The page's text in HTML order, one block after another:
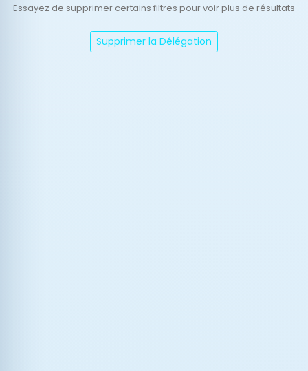
Essayez de supprimer certains filtres pour voir plus de résultats
Supprimer la Délégation